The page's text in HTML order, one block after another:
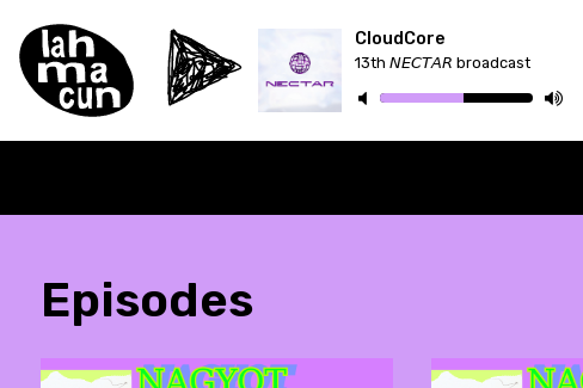
CloudCore
13th 𝘕𝘌𝘊𝘛𝘈𝘙 broadcast
Episodes